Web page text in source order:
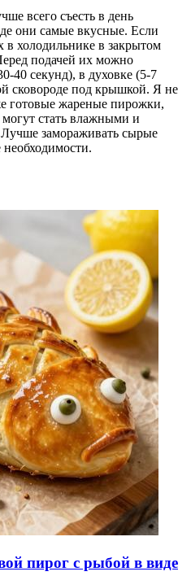
всего съесть в день
они самые вкусные. Если
в холодильнике в закрытом
подачей их можно
40 секунд), в духовке (5-7
сковороде под крышкой. Я не
готовые жареные пирожки,
могут стать влажными и
замораживать сырые
пирог с рыбой в виде